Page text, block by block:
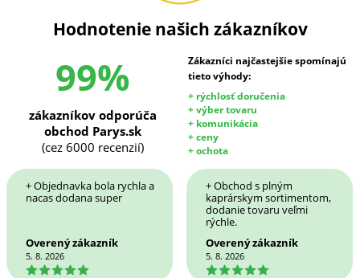
Hodnotenie našich zákazníkov
99%
Zákazníci najčastejšie spomínajú
tieto výhody:
+ rýchlosť doručenia
+ výber tovaru
+ komunikácia
+ ceny
+ ochota
zákazníkov odporúča
obchod Parys.sk
(cez 6000 recenzií)
+ Objednavka bola rychla a
nacas dodana super
Overený zákazník
5. 8. 2026
5
+ Obchod s plným
kaprárskym sortimentom,
dodanie tovaru veľmi
rýchle.
Overený zákazník
5. 8. 2026
5